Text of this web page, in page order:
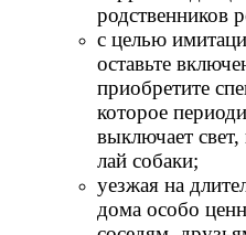
родственников
с целью
оставьте
приобретите
которое
выключает
лай собаки;
уезжая на
дома особо